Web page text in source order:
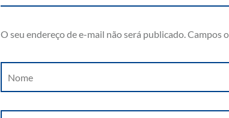
O seu endereço de e-mail não será publicado.Campos